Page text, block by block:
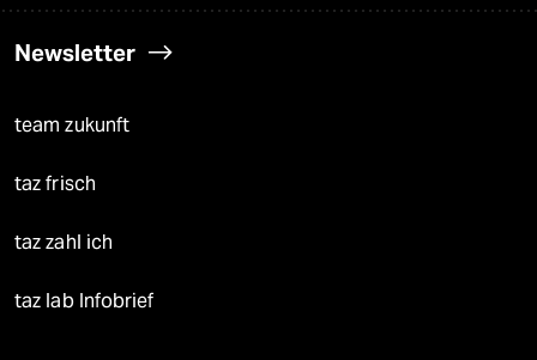
Newsletter
team zukunft
taz frisch
taz zahl ich
taz lab Infobrief